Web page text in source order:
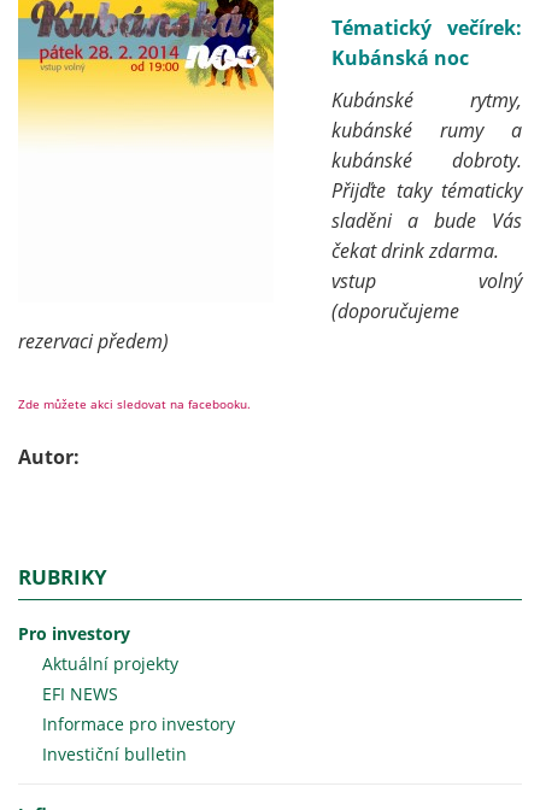
Tématický večírek:
Kubánská noc
Kubánské rytmy,
kubánské rumy a
kubánské dobroty.
Přijďte taky tématicky
sladěni a bude Vás
čekat drink zdarma.
vstup volný
(doporučujeme
rezervaci předem)
Zde můžete akci sledovat na facebooku.
Autor:
RUBRIKY
Pro investory
Aktuální projekty
EFI NEWS
Informace pro investory
Investiční bulletin